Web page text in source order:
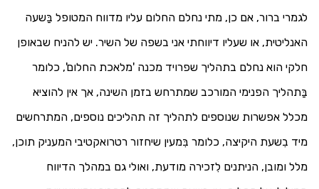
לגמרי ברור, אם כן, מתי נחלם החלום עליו מדווח המטופל בַּשעה
האנליטית, או שעליו דיווחתי אני בשפה של השיר. יש להניח שבאופן
חלקי הוא נחלם בתהליך שפרויד מכנה 'מלאכת החלום', כלומר
בַּתהליך הפנימי המורכב שמתרחש בזמן השינה, אך אין להוציא
מכלל אפשרות שנוספים לתהליך זה תהליכים נוספים, המתרחשים
מיד בִשעת היקיצה, כלומר בִּמעין שיחזור רטרואקטיבי המעניק תוכן,
מלל ומובן, הניתנים לִזכירה מודעת, ואולי גם במהלך הדיווח